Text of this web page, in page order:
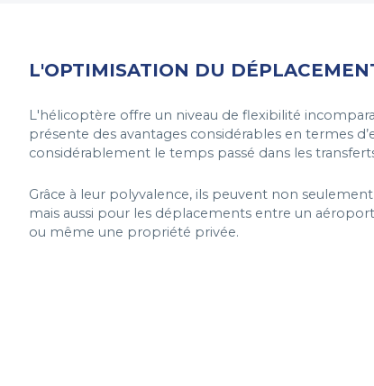
L'OPTIMISATION DU
L'hélicoptère offre un niveau de flexibilité
présente des avantages considérables en termes
considérablement le temps passé dans les
Grâce à leur polyvalence, ils peuvent non
mais aussi pour les déplacements entre un
ou même une propriété privée.